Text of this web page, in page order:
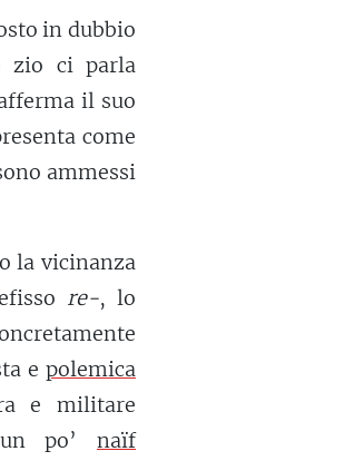
in dubbio
zio ci parla
il suo
come
ammessi
la vicinanza
re-, lo
e polemica
e militare
po’ naïf